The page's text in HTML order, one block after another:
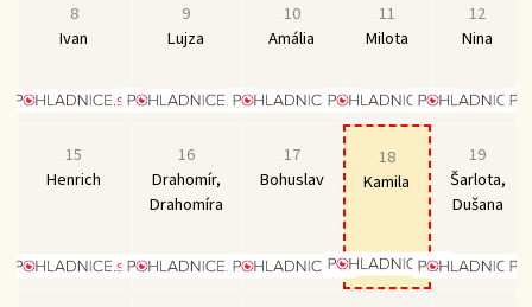
8
Ivan
9
Lujza
10
Amália
11
Milota
12
Nina
15
Henrich
16
Drahomír,
Drahomíra
17
Bohuslav
18
Kamila
19
Šarlota,
Dušana